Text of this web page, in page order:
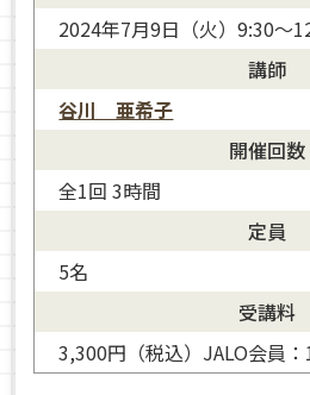
2024年7月9日（火）9:30～
講師
谷川 亜希子
開催回数
全1回 3時間
定員
5名
受講料
3,300円（税込）JALO会員：